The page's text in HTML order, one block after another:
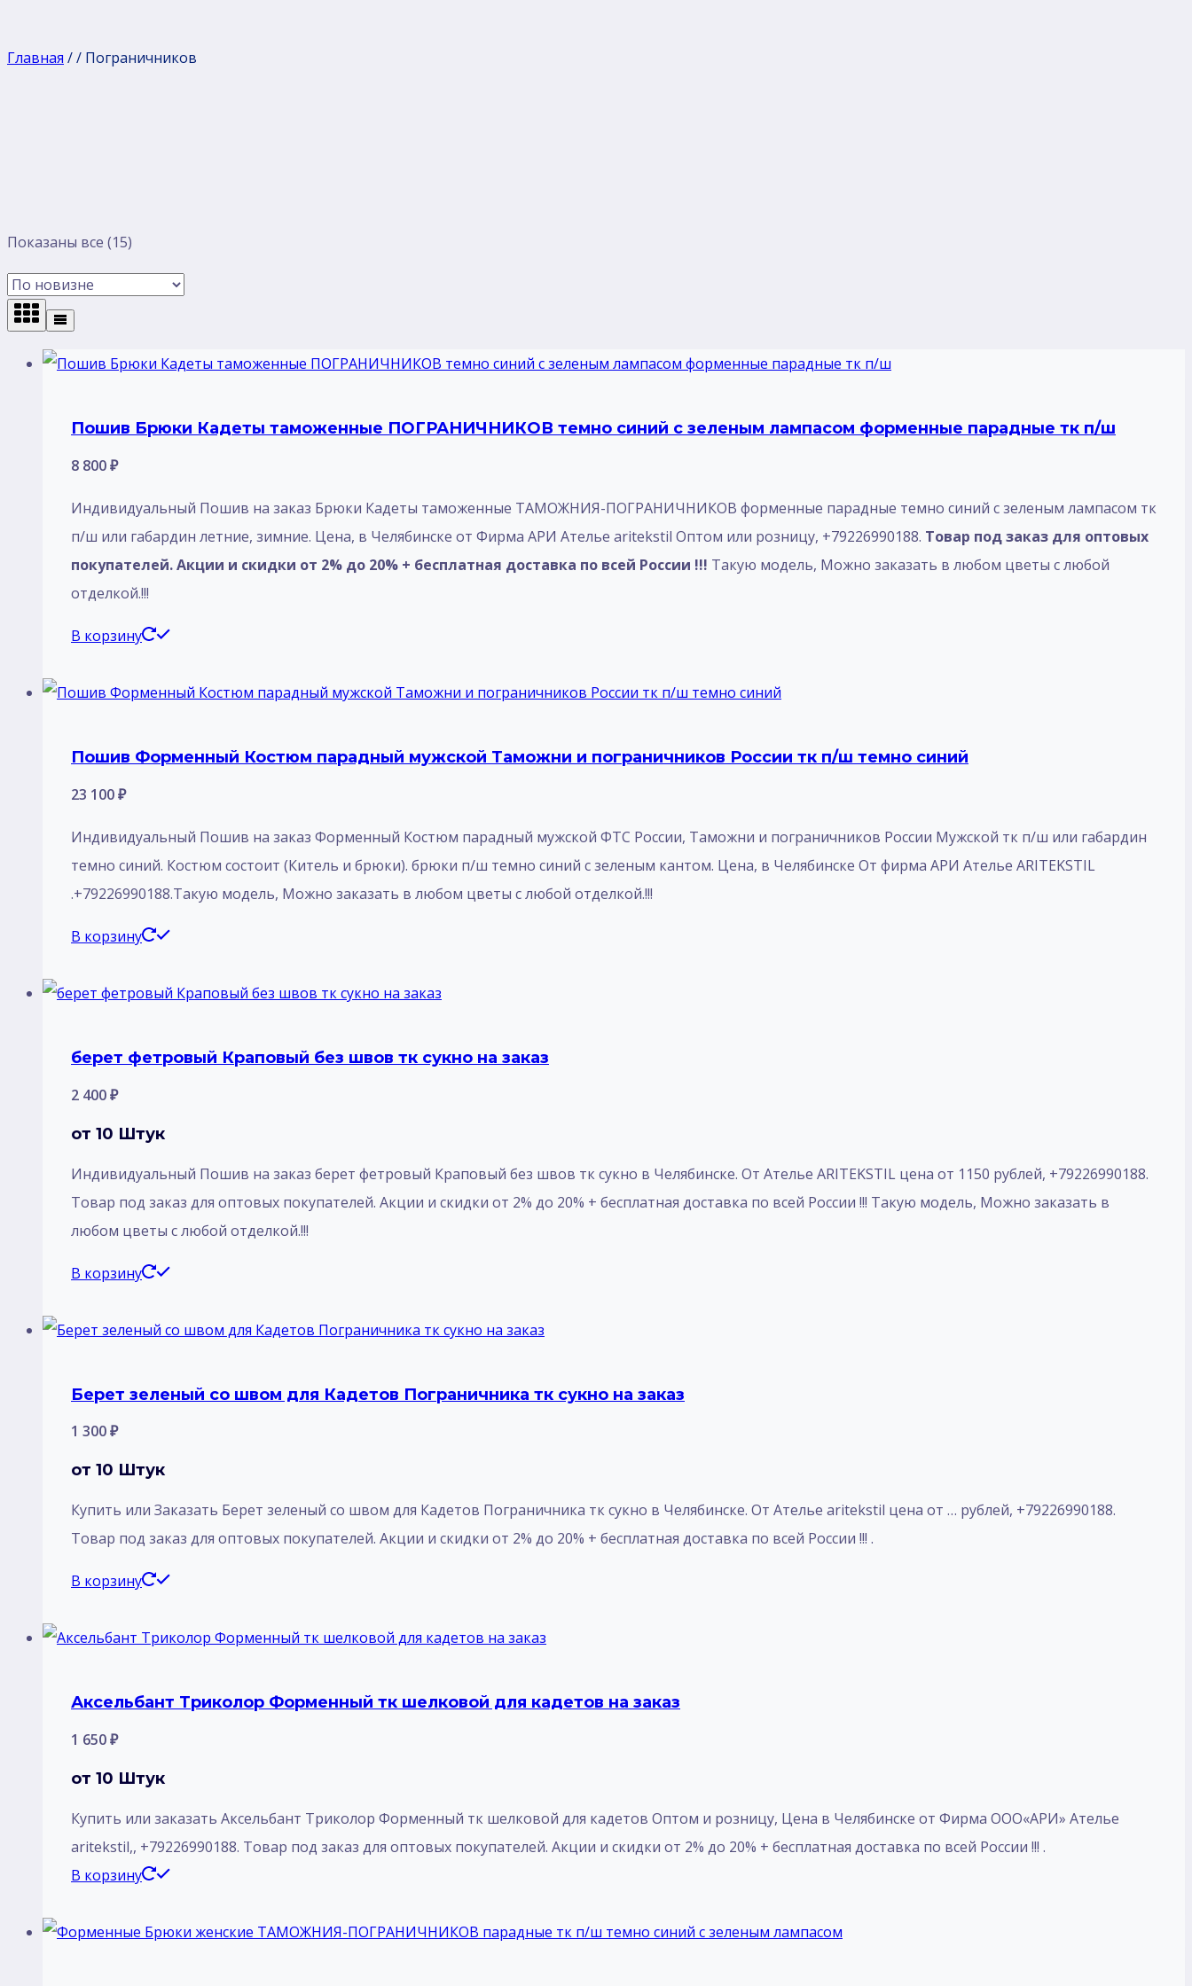
Главная // Пограничников
Показаны все (15)
самые
недавние
Пошив Брюки Кадеты таможенные ПОГРАНИЧНИКОВ темно синий с зеленым лампасом форменные парадные тк п/ш
8 800₽
Индивидуальный Пошив на заказ Брюки Кадеты таможенные ТАМОЖНИЯ-ПОГРАНИЧНИКОВ форменные парадные темно синий с зеленым лампасом тк
п/ш или габардин летние, зимние. Цена, в Челябинске от Фирма АРИ Ателье aritekstil Оптом или розницу, +79226990188. Товар под заказ для оптовых
покупателей. Акции и скидки от 2% до 20% + бесплатная доставка по всей России !!! Такую модель, Mожно заказать в любом цветы с любой
отделкой.!!!
В корзину
Пошив Форменный Костюм парадный мужской Таможни и пограничников России тк п/ш темно синий
23 100₽
Индивидуальный Пошив на заказ Форменный Костюм парадный мужской ФТС России, Таможни и пограничников России Мужской тк п/ш или габардин
темно синий. Костюм состоит (Китель и брюки). брюки п/ш темно синий с зеленым кантом. Цена, в Челябинске От фирма АРИ Ателье ARITEKSTIL
.+79226990188.Такую модель, Mожно заказать в любом цветы с любой отделкой.!!!
В корзину
берет фетровый Краповый без швов тк сукно на заказ
2 400₽
от 10 Штук
Индивидуальный Пошив на заказ берет фетровый Краповый без швов тк сукно в Челябинске. От Ателье ARITEKSTIL цена от 1150 рублей, +79226990188.
Товар под заказ для оптовых покупателей. Акции и скидки от 2% до 20% + бесплатная доставка по всей России !!! Такую модель, Mожно заказать в
любом цветы с любой отделкой.!!!
В корзину
Берет зеленый со швом для Кадетов Пограничника тк сукно на заказ
1 300₽
от 10 Штук
Купить или Заказать Берет зеленый со швом для Кадетов Пограничника тк сукно в Челябинске. От Ателье aritekstil цена от … рублей, +79226990188.
Товар под заказ для оптовых покупателей. Акции и скидки от 2% до 20% + бесплатная доставка по всей России !!! .
В корзину
Аксельбант Триколор Форменный тк шелковой для кадетов на заказ
1 650₽
от 10 Штук
Купить или заказать Аксельбант Триколор Форменный тк шелковой для кадетов Оптом и розницу, Цена в Челябинске от Фирма ООО«АРИ» Ателье
aritekstil,, +79226990188. Товар под заказ для оптовых покупателей. Акции и скидки от 2% до 20% + бесплатная доставка по всей России !!! .
В корзину